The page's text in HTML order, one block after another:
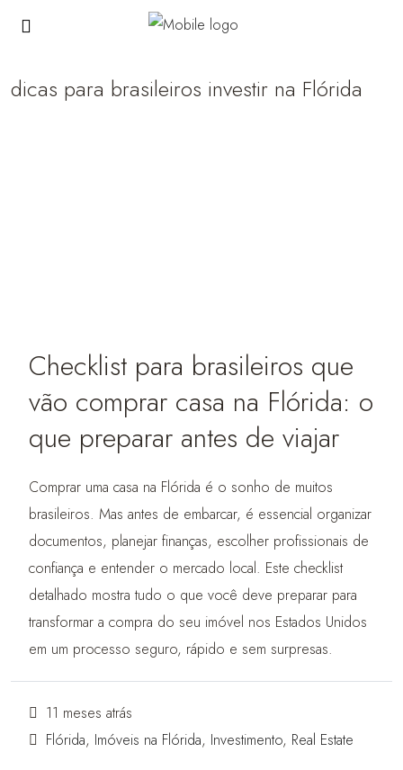
dicas para brasileiros investir na Flórida
Checklist para brasileiros que
vão comprar casa na Flórida: o
que preparar antes de viajar
Comprar uma casa na Flórida é o sonho de muitos
brasileiros. Mas antes de embarcar, é essencial organizar
documentos, planejar finanças, escolher profissionais de
confiança e entender o mercado local. Este checklist
detalhado mostra tudo o que você deve preparar para
transformar a compra do seu imóvel nos Estados Unidos
em um processo seguro, rápido e sem surpresas.
11 meses atrás
Flórida, Imóveis na Flórida, Investimento, Real Estate